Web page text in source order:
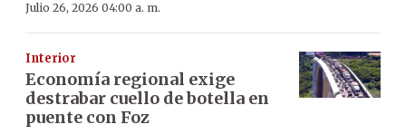
Julio 26, 2026 04:00 a. m.
Interior
Economía regional exige
destrabar cuello de botella en
puente con Foz